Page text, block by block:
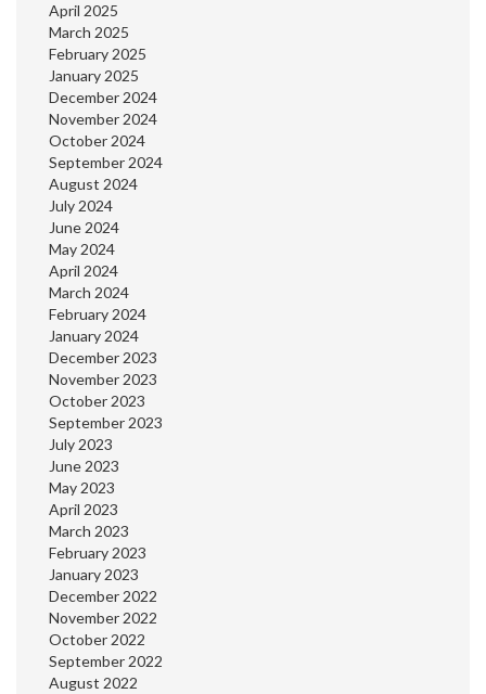
April 2025
March 2025
February 2025
January 2025
December 2024
November 2024
October 2024
September 2024
August 2024
July 2024
June 2024
May 2024
April 2024
March 2024
February 2024
January 2024
December 2023
November 2023
October 2023
September 2023
July 2023
June 2023
May 2023
April 2023
March 2023
February 2023
January 2023
December 2022
November 2022
October 2022
September 2022
August 2022